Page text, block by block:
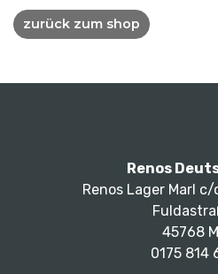
zurück zum shop
Renos
Renos Lager Marl
45768
0175 814